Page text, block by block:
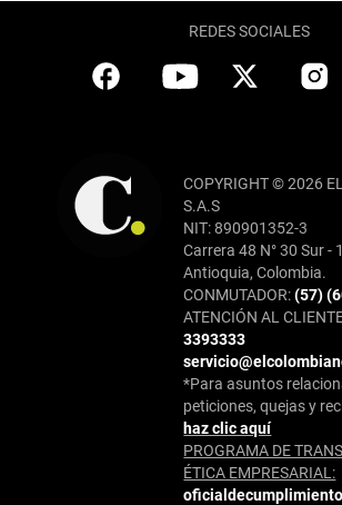
REDES SOCIALES
COPYRIGHT © 2026
S.A.S
NIT: 890901352-3
Carrera 48 N° 30 Sur -
Antioquia, Colombia.
CONMUTADOR:(57)
ATENCIÓN AL
3393333
*Para asuntos
peticiones, quejas y
haz clic aquí
PROGRAMA DE
ÉTICA EMPRESARIAL: